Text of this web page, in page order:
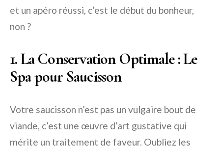
et un apéro réussi, c’est le début du bonheur,
non ?
1. La Conservation Optimale : Le
Spa pour Saucisson
Votre saucisson n’est pas un vulgaire bout de
viande, c’est une œuvre d’art gustative qui
mérite un traitement de faveur. Oubliez les